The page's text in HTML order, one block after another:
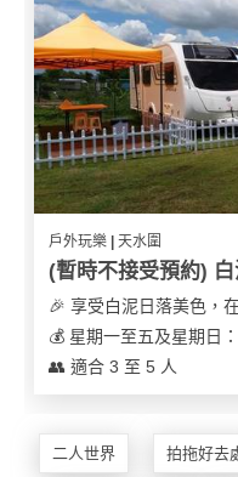
戶外玩樂 | 天水圍
(暫時不接受預約) 白
👥 適合 3 至 5 人
二人世界 拍拖好去